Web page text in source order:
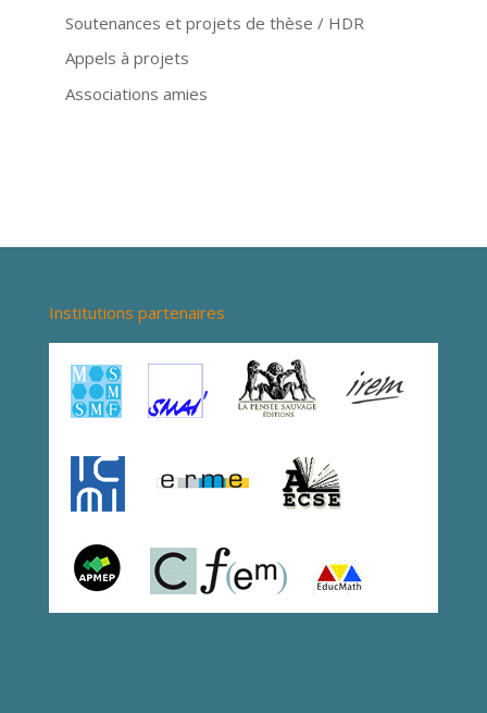
Soutenances et projets de thèse / HDR
Appels à projets
Associations amies
Institutions partenaires